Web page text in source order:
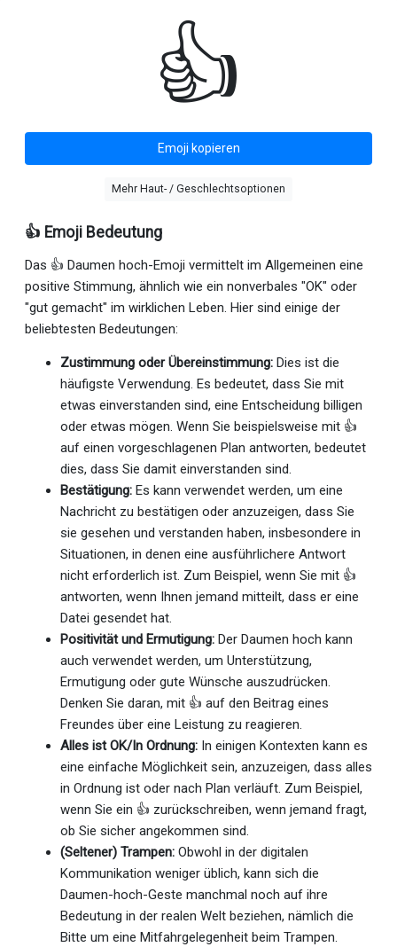
👍
Emoji kopieren
Mehr Haut- / Geschlechtsoptionen
👍 Emoji Bedeutung
Das 👍 Daumen hoch-Emoji vermittelt im Allgemeinen eine
positive Stimmung, ähnlich wie ein nonverbales "OK" oder
"gut gemacht" im wirklichen Leben. Hier sind einige der
beliebtesten Bedeutungen:
Zustimmung oder Übereinstimmung: Dies ist die
häufigste Verwendung. Es bedeutet, dass Sie mit
etwas einverstanden sind, eine Entscheidung billigen
oder etwas mögen. Wenn Sie beispielsweise mit 👍
auf einen vorgeschlagenen Plan antworten, bedeutet
dies, dass Sie damit einverstanden sind.
Bestätigung: Es kann verwendet werden, um eine
Nachricht zu bestätigen oder anzuzeigen, dass Sie
sie gesehen und verstanden haben, insbesondere in
Situationen, in denen eine ausführlichere Antwort
nicht erforderlich ist. Zum Beispiel, wenn Sie mit 👍
antworten, wenn Ihnen jemand mitteilt, dass er eine
Datei gesendet hat.
Positivität und Ermutigung: Der Daumen hoch kann
auch verwendet werden, um Unterstützung,
Ermutigung oder gute Wünsche auszudrücken.
Denken Sie daran, mit 👍 auf den Beitrag eines
Freundes über eine Leistung zu reagieren.
Alles ist OK/In Ordnung: In einigen Kontexten kann es
eine einfache Möglichkeit sein, anzuzeigen, dass alles
in Ordnung ist oder nach Plan verläuft. Zum Beispiel,
wenn Sie ein 👍 zurückschreiben, wenn jemand fragt,
ob Sie sicher angekommen sind.
(Seltener) Trampen: Obwohl in der digitalen
Kommunikation weniger üblich, kann sich die
Daumen-hoch-Geste manchmal noch auf ihre
Bedeutung in der realen Welt beziehen, nämlich die
Bitte um eine Mitfahrgelegenheit beim Trampen.